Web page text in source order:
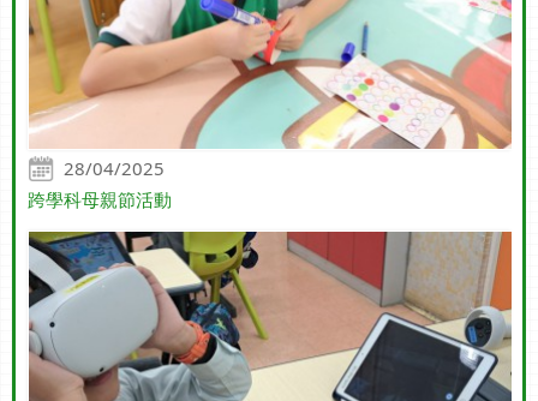
28/04/2025
跨學科母親節活動